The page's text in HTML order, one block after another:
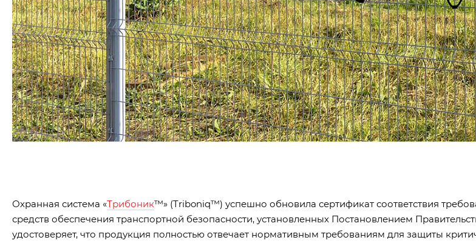
Охранная система «Трибоник™» (Triboniq™) успешно обновила сертификат соответствия
средств обеспечения транспортной безопасности, установленных Постановлением
удостоверяет, что продукция полностью отвечает нормативным требованиям для защиты